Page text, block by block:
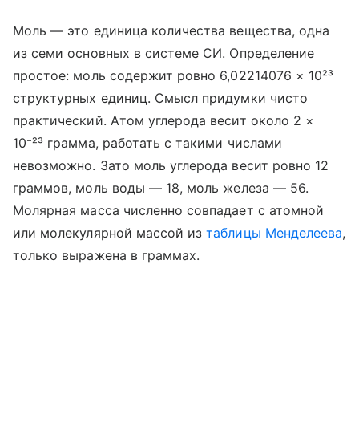
Моль — это единица количества вещества, одна
из семи основных в системе СИ. Определение
простое: моль содержит ровно 6,02214076 × 10²³
структурных единиц. Смысл придумки чисто
практический. Атом углерода весит около 2 ×
10⁻²³ грамма, работать с такими числами
невозможно. Зато моль углерода весит ровно 12
граммов, моль воды — 18, моль железа — 56.
Молярная масса численно совпадает с атомной
или молекулярной массой изтаблицы Менделеева,
только выражена в граммах.